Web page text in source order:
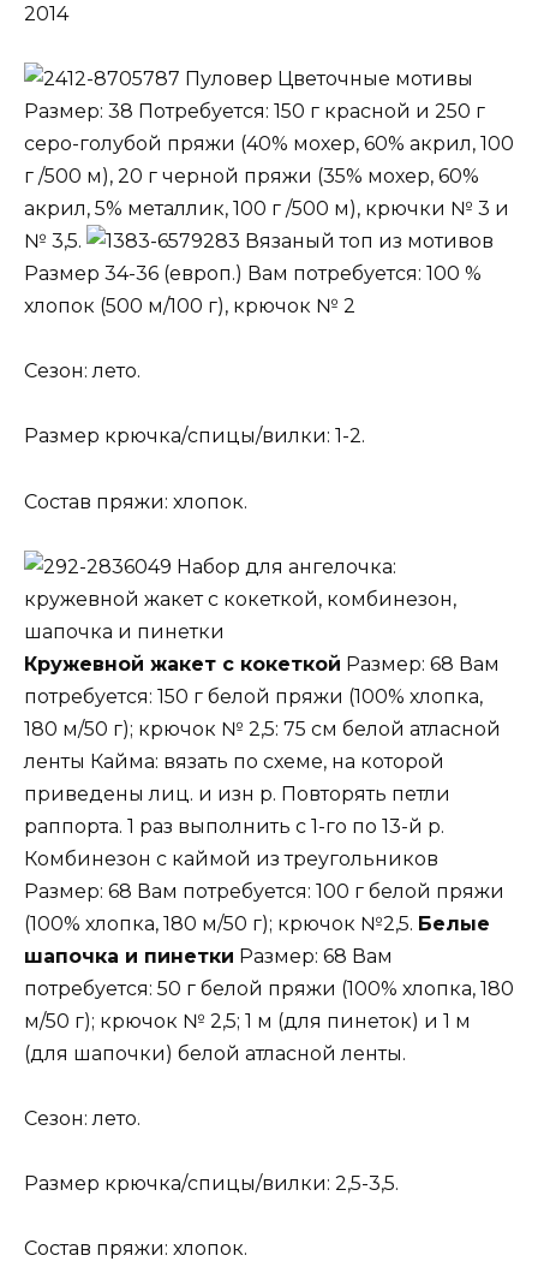
2014
Пуловер Цветочные мотивы
Размер: 38 Потребуется: 150 г красной и 250 г
серо-голубой пряжи (40% мохер, 60% акрил, 100
г /500 м), 20 г черной пряжи (35% мохер, 60%
акрил, 5% металлик, 100 г /500 м), крючки № 3 и
№ 3,5.
Вязаный топ из мотивов
Размер 34-36 (европ.) Вам потребуется: 100 %
хлопок (500 м/100 г), крючок № 2
Сезон: лето.
Размер крючка/спицы/вилки: 1-2.
Состав пряжи: хлопок.
Набор для ангелочка:
кружевной жакет с кокеткой, комбинезон,
шапочка и пинетки
Кружевной жакет с кокеткой Размер: 68 Вам
потребуется: 150 г белой пряжи (100% хлопка,
180 м/50 г); крючок № 2,5: 75 см белой атласной
ленты Кайма: вязать по схеме, на которой
приведены лиц. и изн р. Повторять петли
раппорта. 1 раз выполнить с 1-го по 13-й р.
Комбинезон с каймой из треугольников
Размер: 68 Вам потребуется: 100 г белой пряжи
(100% хлопка, 180 м/50 г); крючок №2,5. Белые
шапочка и пинетки Размер: 68 Вам
потребуется: 50 г белой пряжи (100% хлопка, 180
м/50 г); крючок № 2,5; 1 м (для пинеток) и 1 м
(для шапочки) белой атласной ленты.
Сезон: лето.
Размер крючка/спицы/вилки: 2,5-3,5.
Состав пряжи: хлопок.